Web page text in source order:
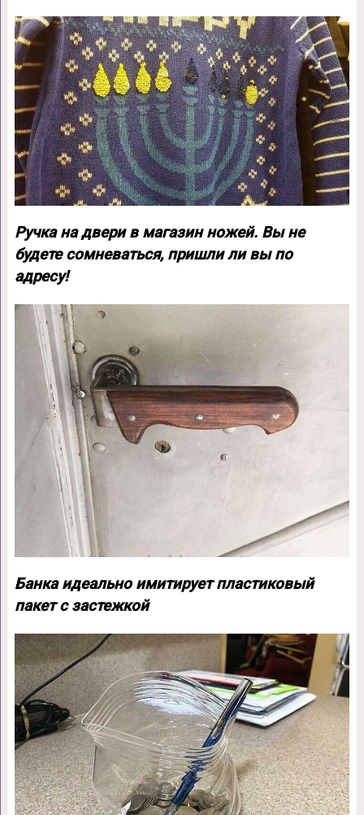
Ручка на двери в магазин ножей. Вы не
будете сомневаться, пришли ли вы по
адресу!
Банка идеально имитирует пластиковый
пакет с застежкой